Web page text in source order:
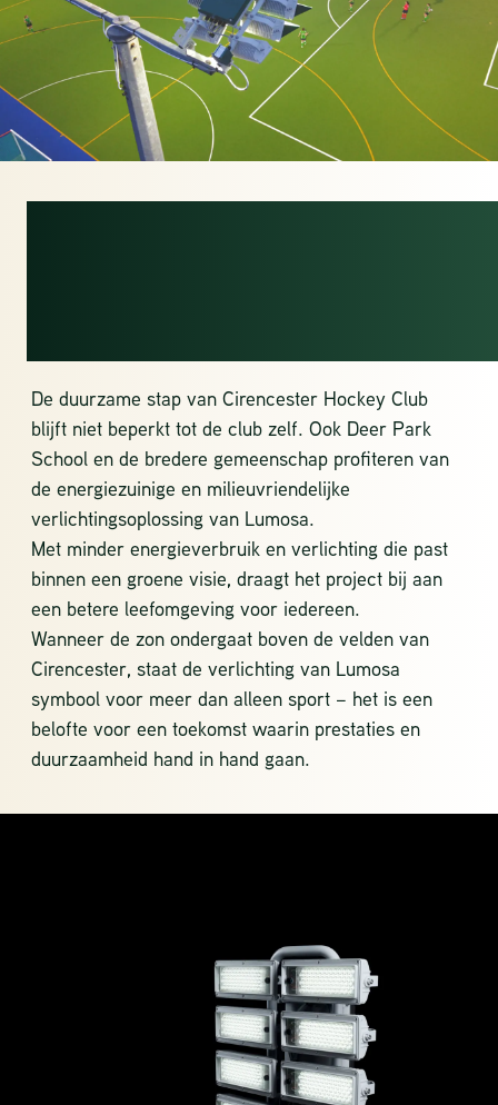
De duurzame stap van Cirencester Hockey Club
blijft niet beperkt tot de club zelf. Ook Deer Park
School en de bredere gemeenschap profiteren van
de energiezuinige en milieuvriendelijke
verlichtingsoplossing van Lumosa.
Met minder energieverbruik en verlichting die past
binnen een groene visie, draagt het project bij aan
een betere leefomgeving voor iedereen.
Wanneer de zon ondergaat boven de velden van
Cirencester, staat de verlichting van Lumosa
symbool voor meer dan alleen sport – het is een
belofte voor een toekomst waarin prestaties en
duurzaamheid hand in hand gaan.